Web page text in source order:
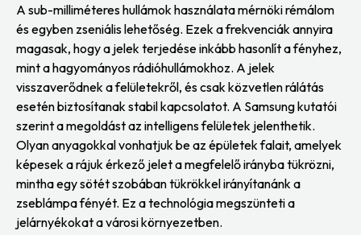
A sub-milliméteres hullámok használata mérnöki rémálom
és egyben zseniális lehetőség. Ezek a frekvenciák annyira
magasak, hogy a jelek terjedése inkább hasonlít a fényhez,
mint a hagyományos rádióhullámokhoz. A jelek
visszaverődnek a felületekről, és csak közvetlen rálátás
esetén biztosítanak stabil kapcsolatot. A Samsung kutatói
szerint a megoldást az intelligens felületek jelenthetik.
Olyan anyagokkal vonhatjuk be az épületek falait, amelyek
képesek a rájuk érkező jelet a megfelelő irányba tükrözni,
mintha egy sötét szobában tükrökkel irányítanánk a
zseblámpa fényét. Ez a technológia megszünteti a
jelárnyékokat a városi környezetben.